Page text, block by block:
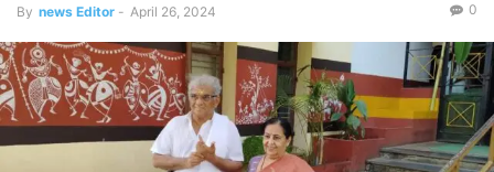
By news Editor - April 26, 2024 0